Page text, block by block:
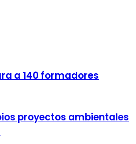
a 140 formadores
proyectos ambientales